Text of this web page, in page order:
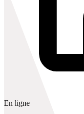
En ligne